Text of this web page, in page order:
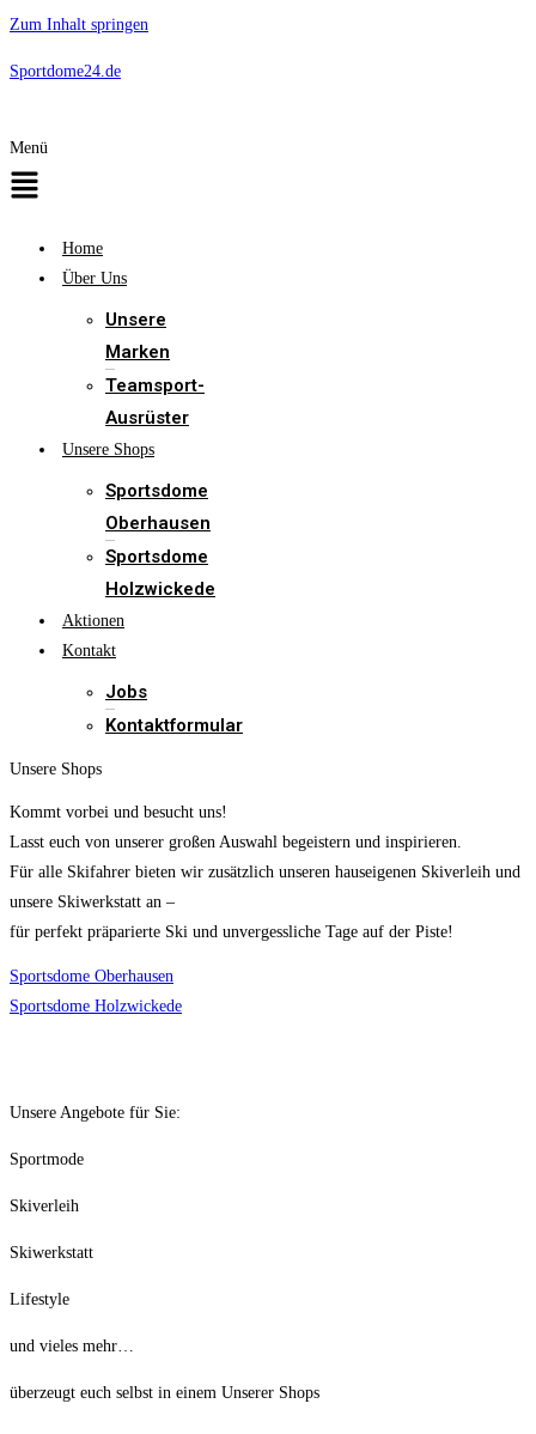
Zum Inhalt springen
Sportdome24.de
Menü
Home
Über Uns
Unsere
Marken
Teamsport-
Ausrüster
Unsere Shops
Sportsdome
Oberhausen
Sportsdome
Holzwickede
Aktionen
Kontakt
Jobs
Kontaktformular
Unsere Shops
Kommt vorbei und besucht uns!
Lasst euch von unserer großen Auswahl begeistern und inspirieren.
Für alle Skifahrer bieten wir zusätzlich unseren hauseigenen Skiverleih und
unsere Skiwerkstatt an –
für perfekt präparierte Ski und unvergessliche Tage auf der Piste!
Sportsdome Oberhausen
Sportsdome Holzwickede
Unsere Angebote für Sie:
Sportmode
Skiverleih
Skiwerkstatt
Lifestyle
und vieles mehr…
überzeugt euch selbst in einem Unserer Shops
Spitzen Marken zu Spitzen Preisen